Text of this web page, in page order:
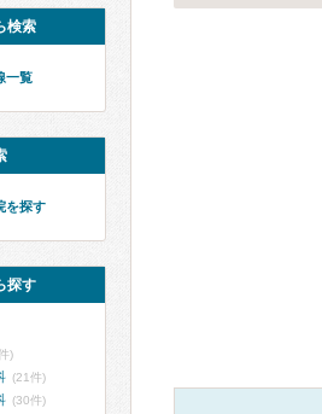
検索
一覧
を探す
探す
)
(21件)
(30件)